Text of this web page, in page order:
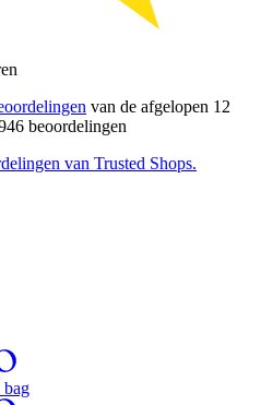
van de afgelopen 12
beoordelingen
van Trusted Shops.
bag